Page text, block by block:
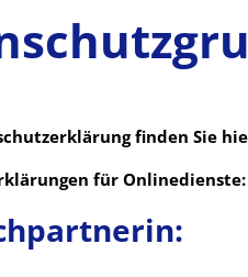
finden Sie
für Onlinedienste: